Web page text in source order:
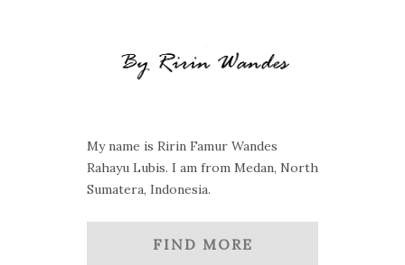
My name is Ririn Famur Wandes
Rahayu Lubis. I am from Medan, North
Sumatera, Indonesia.
FIND MORE